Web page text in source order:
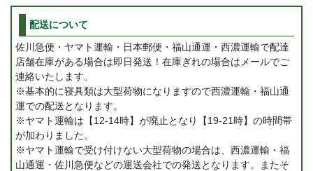
配送について
佐川急便・ヤマト運輸・日本郵便・福山通運・西濃運輸で配達
店舗在庫がある場合は即日発送！在庫ぎれの場合はメールでご
連絡いたします。
※基本的に寝具類は大型荷物になりますので西濃運輸・福山通
運での配送となります。
※ヤマト運輸は【12-14時】が廃止となり【19-21時】の時間帯
が加わりました。
※ヤマト運輸で受け付けない大型荷物の場合は、西濃運輸・福
山通運・佐川急便などの運送会社での発送となります。またそ